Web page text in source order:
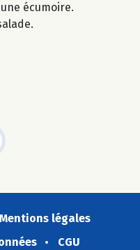
écumoire.
Mentions légales
CGU